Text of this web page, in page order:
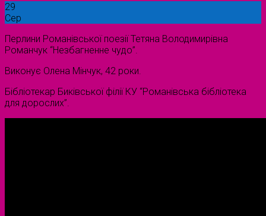
29
Сер
Перлини Романівської поезії Тетяна Володимирівна
Романчук “Незбагненне чудо”.
Виконує Олена Мінчук, 42 роки.
Бібліотекар Биківської філії КУ “Романівська бібліотека
для дорослих”.